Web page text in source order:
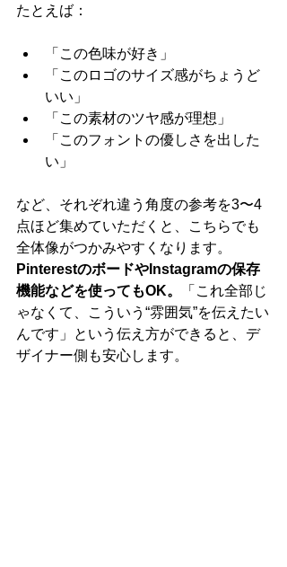
たとえば：
「この色味が好き」
「このロゴのサイズ感がちょうど
いい」
「この素材のツヤ感が理想」
「このフォントの優しさを出した
い」
など、それぞれ違う角度の参考を3〜4
点ほど集めていただくと、こちらでも
全体像がつかみやすくなります。
PinterestのボードやInstagramの保存
機能などを使ってもOK。
「これ全部じ
ゃなくて、こういう“雰囲気”を伝えたい
んです」という伝え方ができると、デ
ザイナー側も安心します。